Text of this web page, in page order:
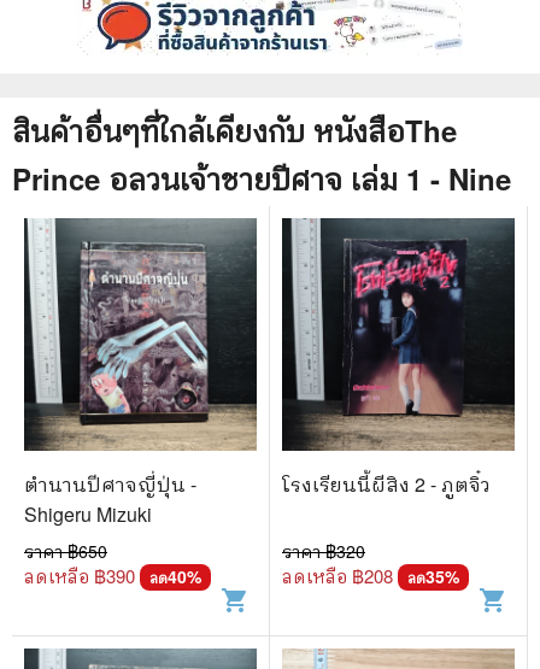
สินค้าอื่นๆที่ใกล้เคียงกับ หนังสือThe
Prince อลวนเจ้าชายปีศาจ เล่ม 1 - Nine
ตำนานปีศาจญี่ปุ่น -
Shigeru Mizuki
ราคา ฿650
ลดเหลือ ฿390 ลด40%
shopping_cart
โรงเรียนนี้ผีสิง 2 - ภูตจิ๋ว
ราคา ฿320
ลดเหลือ ฿208 ลด35%
shopping_cart